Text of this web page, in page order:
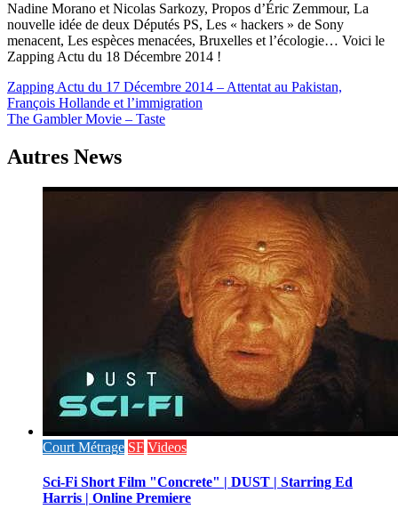
Nadine Morano et Nicolas Sarkozy, Propos d’Éric Zemmour, La
nouvelle idée de deux Députés PS, Les « hackers » de Sony
menacent, Les espèces menacées, Bruxelles et l’écologie… Voici le
Zapping Actu du 18 Décembre 2014 !
Navigation
de
Zapping Actu du 17 Décembre 2014 – Attentat au Pakistan,
François Hollande et l’immigration
The Gambler Movie – Taste
Autres News
Court Métrage SF Videos
Sci-Fi Short Film "Concrete" | DUST | Starring Ed
Harris | Online Premiere